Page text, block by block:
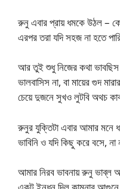
রুনু এবার প্রায় ধমকে উঠল –
এরপর তরা যদি সহজ না হতে
আর তুই শুধু নিজের কথা
ভালবাসিস না, বা মায়ের গুদ
চেয়ে দুজনে সুখও লুটবি অথচ কাক
রুনুর যুক্তিটা এবার আমার মনে
ভাবিনি ও যদি কিছু করে বসে,
আমার নিরব ভাবনায় রুনু ভাব্ল